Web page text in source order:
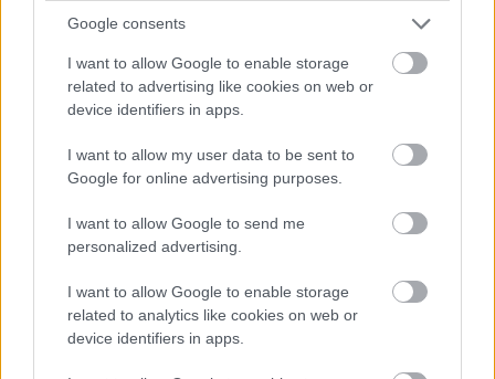
Google consents
I want to allow Google to enable storage
related to advertising like cookies on web or
device identifiers in apps.
I want to allow my user data to be sent to
Google for online advertising purposes.
I want to allow Google to send me
personalized advertising.
I want to allow Google to enable storage
related to analytics like cookies on web or
device identifiers in apps.
Azt gondolom, jót tett nekem, hogy
sokat szinkronizálok - interjú Király
Attilával
A VIASAT premier szériájának, a Z, mint zombi
utolsó állomásához érkezett. Az első részben a
rendkívül kedves Németh Krisztával, míg a
másodikban a nem kevésbé szimpatikus Czető
Rolanddal beszélgethettem. A harmadik, záró…